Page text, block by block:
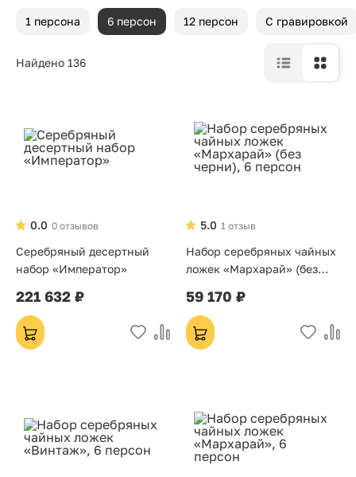
Найдено 136
1 персона 6 персон 12 персон С гравировкой
0 отзывов
0.0
Серебряный десертный
набор «Император»
221 632 ₽
1 отзыв
5.0
Набор серебряных чайных
ложек «Мархарай» (без
59 170 ₽